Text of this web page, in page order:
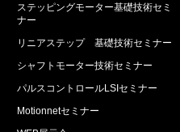
ステッピングモーター基礎技術セミ
ナー
リニアステップ 基礎技術セミナー
シャフトモーター技術セミナー
パルスコントロールLSIセミナー
Motionnetセミナー